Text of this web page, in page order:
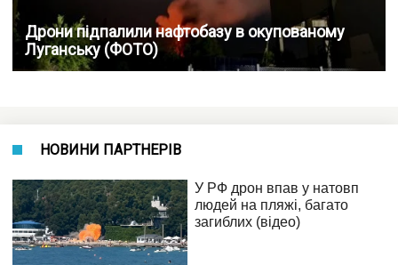
Дрони підпалили нафтобазу в окупованому
Луганську (ФОТО)
НОВИНИ ПАРТНЕРІВ